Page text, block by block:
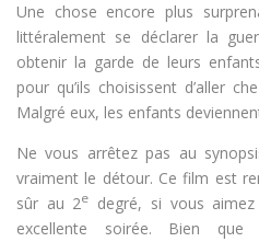
Une chose encore plus
littéralement se déclarer la
obtenir la garde de leurs
pour qu’ils choisissent d’aller
Malgré eux, les enfants
Ne vous arrêtez pas au
vraiment le détour. Ce film est
sûr au 2e degré, si vous
excellente soirée. Bien que